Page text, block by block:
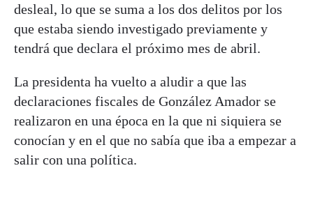
desleal, lo que se suma a los dos delitos por los
que estaba siendo investigado previamente y
tendrá que declara el próximo mes de abril.
La presidenta ha vuelto a aludir a que las
declaraciones fiscales de González Amador se
realizaron en una época en la que ni siquiera se
conocían y en el que no sabía que iba a empezar a
salir con una política.